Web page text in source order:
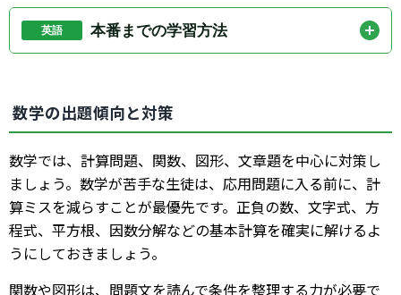
えることから始めましょう。
読むと、設問に答えやすくなります。文法問題では、
なぜその答えになるのかを説明できるようにしましょ
えを書く練習もしておくと安心です。
英語 本番までの学習方法
やすよりも、間違えた文法問題や読めなかった長文を
解き直すことが大切です。
数学の出題傾向と対策
数学では、計算問題、関数、図形、文章題を中心に対策し
ましょう。数学が苦手な生徒は、応用問題に入る前に、計
算ミスを減らすことが最優先です。正負の数、文字式、方
程式、平方根、因数分解などの基本計算を確実に解けるよ
うにしておきましょう。
関数や図形は、問題文を読んで条件を整理する力が必要で